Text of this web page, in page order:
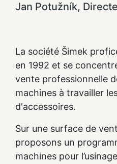
Jan Potužník,
La société Šimek
en 1992 et se
vente professionnelle
machines à travailler
d'accessoires.
Sur une surface de
proposons un
machines pour